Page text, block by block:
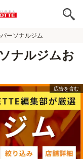
ーソナルジム
ナルジムお